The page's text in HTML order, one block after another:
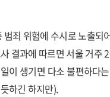
죄 위험에 수시로 노출되
결과에 따르면 서울 거주
이 생기면 다소 불편하다
하긴 하지만).